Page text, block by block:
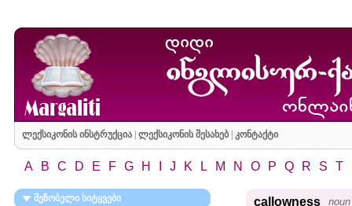
ლექსიკონის ინსტრუქცია| ლექსიკონის შესახებ| კონტაქტი
A B C D E F G H J K L M N O P Q R S T
მეზობელი სიტყვები callowness noun